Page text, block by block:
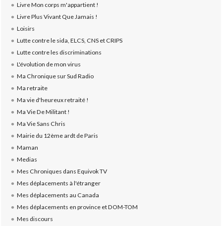
Livre Mon corps m'appartient !
Livre Plus Vivant Que Jamais !
Loisirs
Lutte contre le sida, ELCS, CNS et CRIPS
Lutte contre les discriminations
L'évolution de mon virus
Ma Chronique sur Sud Radio
Ma retraite
Ma vie d'heureux retraité !
Ma Vie De Militant !
Ma Vie Sans Chris
Mairie du 12ème ardt de Paris
Maman
Medias
Mes Chroniques dans Equivok TV
Mes déplacements à l'étranger
Mes déplacements au Canada
Mes déplacements en province et DOM-TOM
Mes discours